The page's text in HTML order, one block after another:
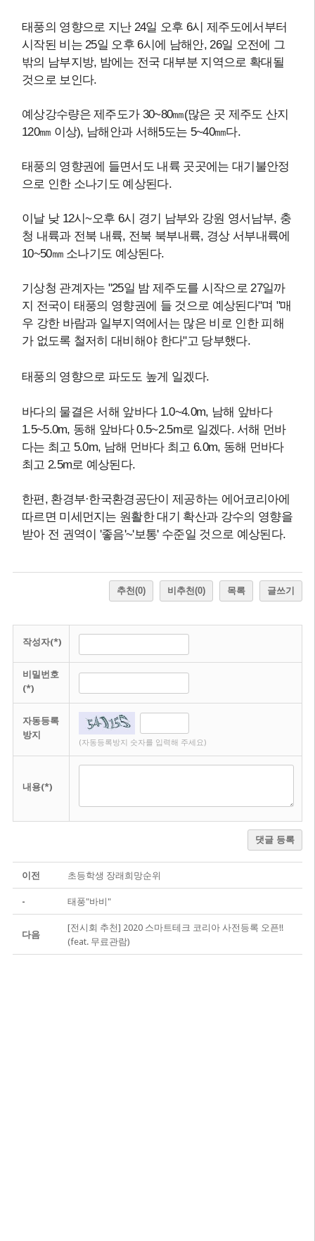
태풍의 영향으로 지난 24일 오후 6시 제주도에서부터
시작된 비는 25일 오후 6시에 남해안, 26일 오전에 그
밖의 남부지방, 밤에는 전국 대부분 지역으로 확대될
것으로 보인다.
예상강수량은 제주도가 30~80㎜(많은 곳 제주도 산지
120㎜ 이상), 남해안과 서해5도는 5~40㎜다.
태풍의 영향권에 들면서도 내륙 곳곳에는 대기불안정
으로 인한 소나기도 예상된다.
이날 낮 12시~오후 6시 경기 남부와 강원 영서남부, 충
청 내륙과 전북 내륙, 전북 북부내륙, 경상 서부내륙에
10~50㎜ 소나기도 예상된다.
기상청 관계자는 "25일 밤 제주도를 시작으로 27일까
지 전국이 태풍의 영향권에 들 것으로 예상된다"며 "매
우 강한 바람과 일부지역에서는 많은 비로 인한 피해
가 없도록 철저히 대비해야 한다"고 당부했다.
태풍의 영향으로 파도도 높게 일겠다.
바다의 물결은 서해 앞바다 1.0~4.0m, 남해 앞바다
1.5~5.0m, 동해 앞바다 0.5~2.5m로 일겠다. 서해 먼바
다는 최고 5.0m, 남해 먼바다 최고 6.0m, 동해 먼바다
최고 2.5m로 예상된다.
한편, 환경부·한국환경공단이 제공하는 에어코리아에
따르면 미세먼지는 원활한 대기 확산과 강수의 영향을
받아 전 권역이 '좋음'~'보통' 수준일 것으로 예상된다.
추천(0) 비추천(0) 목록 글쓰기
작성자(*)
비밀번호
(*)
자동등록
방지
(자동등록방지 숫자를 입력해 주세요)
내용(*)
댓글 등록
이전 초등학생 장래희망순위
- 태풍"바비"
다음
[전시회 추천] 2020 스마트테크 코리아 사전등록 오픈!!
(feat. 무료관람)